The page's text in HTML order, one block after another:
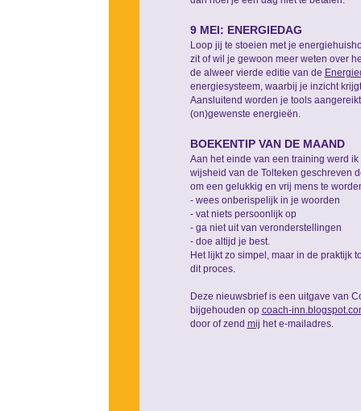
9 MEI: ENERGIEDAG
Loop jij te stoeien met je
zit of wil je gewoon meer weten over
de alweer vierde editie van de
energiesysteem, waarbij je inzicht
Aansluitend worden je tools
(on)gewenste energieën.
BOEKENTIP VAN DE MAAND
Aan het einde van een training werd
wijsheid van de Tolteken geschreven
om een gelukkig en vrij mens te
- wees onberispelijk in je woorden
- vat niets persoonlijk op
- ga niet uit van veronderstellingen
- doe altijd je best.
Het lijkt zo simpel, maar in de praktijk
dit proces.
Deze nieuwsbrief is een uitgave van
bijgehouden op coach-
door of zend mij het e-mailadres.